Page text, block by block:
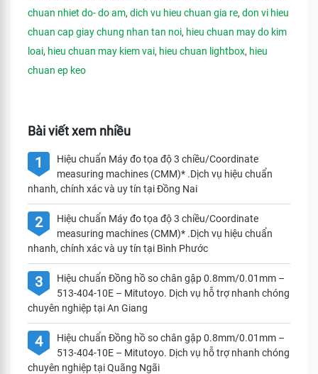
chuan nhiet do- do am, dich vu hieu chuan gia re, don vi hieu
chuan cap giay chung nhan tan noi, hieu chuan may do kim
loai, hieu chuan may kiem vai, hieu chuan lightbox, hieu
chuan ep keo
Bài viết xem nhiều
1
Hiệu chuẩn Máy đo tọa độ 3 chiều/Coordinate
measuring machines (CMM)* .Dịch vụ hiệu chuẩn
nhanh, chính xác và uy tín tại Đồng Nai
2
Hiệu chuẩn Máy đo tọa độ 3 chiều/Coordinate
measuring machines (CMM)* .Dịch vụ hiệu chuẩn
nhanh, chính xác và uy tín tại Bình Phước
3
Hiệu chuẩn Đồng hồ so chân gập 0.8mm/0.01mm –
513-404-10E – Mitutoyo. Dịch vụ hỗ trợ nhanh chóng
chuyên nghiệp tại An Giang
4
Hiệu chuẩn Đồng hồ so chân gập 0.8mm/0.01mm –
513-404-10E – Mitutoyo. Dịch vụ hỗ trợ nhanh chóng
chuyên nghiệp tại Quãng Ngãi